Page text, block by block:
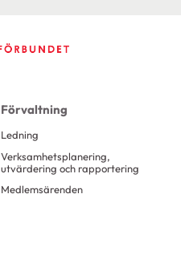
Förvaltning
Ledning
Verksamhetsplanering,
utvärdering och rapportering
Medlemsärenden